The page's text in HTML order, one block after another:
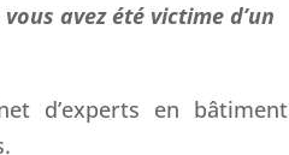
avez été victime d’un
d’experts en bâtiment